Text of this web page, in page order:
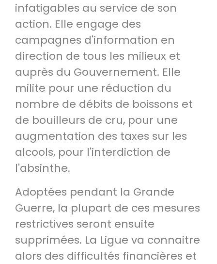
infatigables au service de son
action. Elle engage des
campagnes d'information en
direction de tous les milieux et
auprès du Gouvernement. Elle
milite pour une réduction du
nombre de débits de boissons et
de bouilleurs de cru, pour une
augmentation des taxes sur les
alcools, pour l'interdiction de
l'absinthe.
Adoptées pendant la Grande
Guerre, la plupart de ces mesures
restrictives seront ensuite
supprimées. La Ligue va connaitre
alors des difficultés financières et